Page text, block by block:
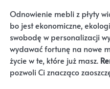
Odnowienie mebli z płyty
bo jest ekonomiczne,
swobodę w personalizacji
wydawać fortunę na nowe
życie w te, które już masz.
pozwoli Ci znacząco